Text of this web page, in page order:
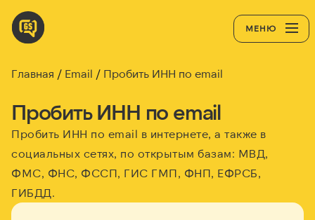
МЕНЮ
Главная Email Пробить ИНН по email
Пробить ИНН по email
Пробить ИНН по email в интернете, а также в
социальных сетях, по открытым базам: МВД,
ФМС, ФНС, ФССП, ГИС ГМП, ФНП, ЕФРСБ,
ГИБДД.